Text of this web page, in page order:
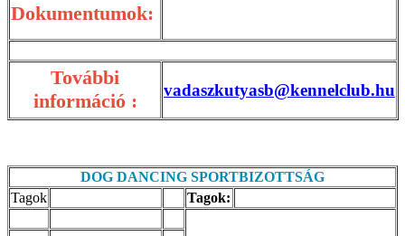
Dokumentumok:
További
információ :
vadaszkutyasb@kennelclub.hu
DOG DANCING SPORTBIZOTTSÁG
Tagok
Tagok: